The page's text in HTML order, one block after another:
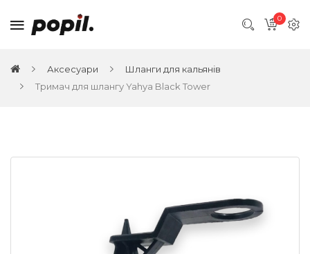
0
Аксесуари
Шланги для кальянів
Тримач для шлангу Yahya Black Tower